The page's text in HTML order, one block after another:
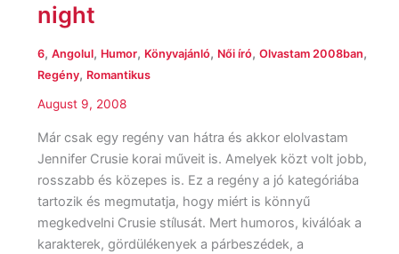
night
6, Angolul, Humor, Könyvajánló, Női író, Olvastam 2008ban,
Regény, Romantikus
August 9, 2008
Már csak egy regény van hátra és akkor elolvastam
Jennifer Crusie korai műveit is. Amelyek közt volt jobb,
rosszabb és közepes is. Ez a regény a jó kategóriába
tartozik és megmutatja, hogy miért is könnyű
megkedvelni Crusie stílusát. Mert humoros, kiválóak a
karakterek, gördülékenyek a párbeszédek, a
Charlie
night